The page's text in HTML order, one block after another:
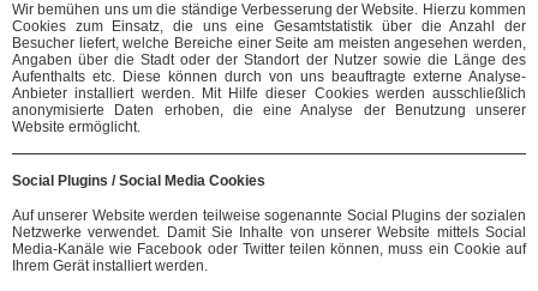
Wir bemühen uns um die ständige Verbesserung der Website. Hierzu kommen
Cookies zum Einsatz, die uns eine Gesamtstatistik über die Anzahl der
Besucher liefert, welche Bereiche einer Seite am meisten angesehen werden,
Angaben über die Stadt oder der Standort der Nutzer sowie die Länge des
Aufenthalts etc. Diese können durch von uns beauftragte externe Analyse-
Anbieter installiert werden. Mit Hilfe dieser Cookies werden ausschließlich
anonymisierte Daten erhoben, die eine Analyse der Benutzung unserer
Website ermöglicht.
Social Plugins / Social Media Cookies
Auf unserer Website werden teilweise sogenannte Social Plugins der sozialen
Netzwerke verwendet. Damit Sie Inhalte von unserer Website mittels Social
Media-Kanäle wie Facebook oder Twitter teilen können, muss ein Cookie auf
Ihrem Gerät installiert werden.